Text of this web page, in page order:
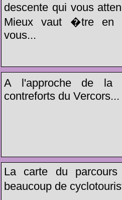
descente qui vous
Mieux vaut �tre en
vous...
A l'approche de la
contreforts du Vercors...
La carte du
beaucoup de